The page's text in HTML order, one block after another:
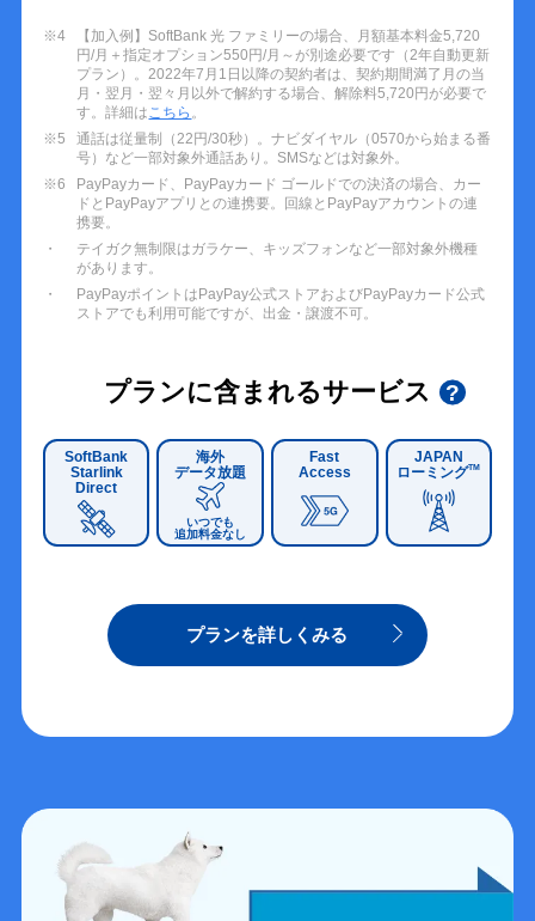
※4
【加入例】SoftBank 光 ファミリーの場合、月額基本料金5,720
円/月＋指定オプション550円/月～が別途必要です（2年自動更新
プラン）。2022年7月1日以降の契約者は、契約期間満了月の当
月・翌月・翌々月以外で解約する場合、解除料5,720円が必要で
す。詳細はこちら 。
※5
通話は従量制（22円/30秒）。ナビダイヤル（0570から始まる番
号）など一部対象外通話あり。SMSなどは対象外。
※6
PayPayカード、PayPayカード ゴールドでの決済の場合、カー
ドとPayPayアプリとの連携要。回線とPayPayアカウントの連
携要。
テイガク無制限はガラケー、キッズフォンなど一部対象外機種
があります。
PayPayポイントはPayPay公式ストアおよびPayPayカード公式
ストアでも利用可能ですが、出金・譲渡不可。
プランに含まれるサービス ?
SoftBank
Starlink
Direct
海外
データ放題
いつでも
追加料金なし
Fast
Access
JAPAN
ローミングTM
プランを詳しくみる